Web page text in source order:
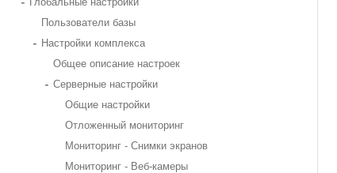
-
Пользователи базы
- Настройки комплекса
Общее описание настроек
- Серверные настройки
Общие настройки
Отложенный мониторинг
Мониторинг - Снимки экранов
Мониторинг - Веб-камеры